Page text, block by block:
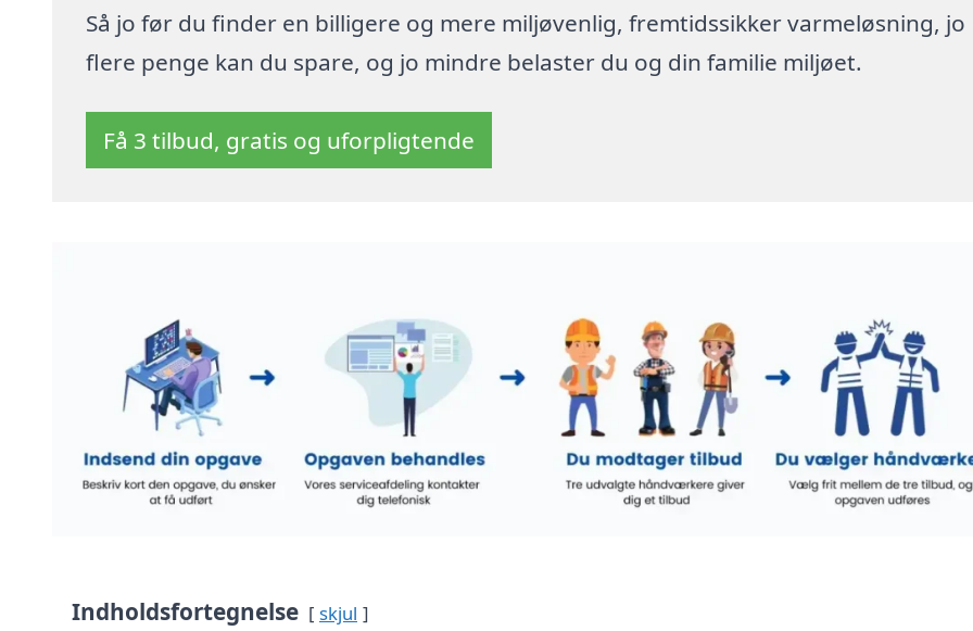
Så jo før du finder en billigere og mere miljøvenlig, fremtidssikker varmeløsning, jo
flere penge kan du spare, og jo mindre belaster du og din familie miljøet.
Få 3 tilbud, gratis og uforpligtende
Indholdsfortegnelse skjul